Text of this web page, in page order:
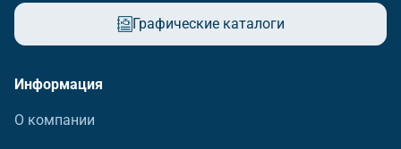
Графические каталоги
Информация
О компании